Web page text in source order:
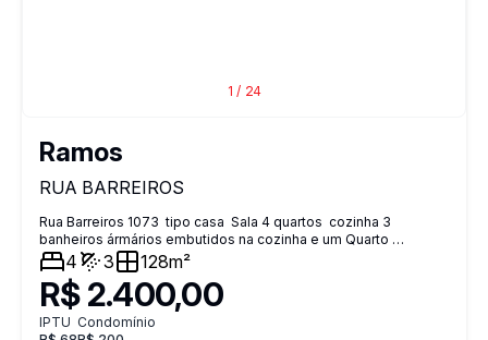
1 / 24
Ramos
RUA BARREIROS
Rua Barreiros 1073 tipo casa Sala 4 quartos cozinha 3
banheiros ármários embutidos na cozinha e um Quarto
dispensa grande suíte no terraço coberto de 100mtrs ,2 vagas
cobertas . terraço tem um quarto Aceita até 2 PETS Proprietário
paga 150,00 sobre seguro fiança. Rua principal feira rua ao
lado aos sábados ,Rede Economia apartamento fundos em
silêncio total próximo BRT Olaria ,Clínica Balbino , Portão de
4 3 128m²
R$ 2.400,00
IPTU Condomínio